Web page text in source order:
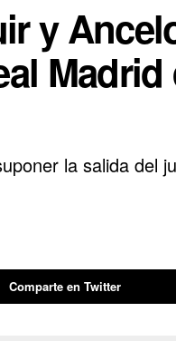
y
Madrid
la salida del
Comparte en Twitter